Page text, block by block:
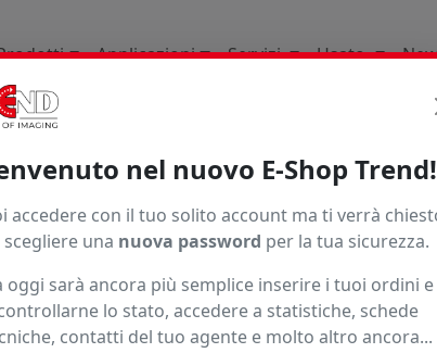
Applicazioni Servizi Usato
nel nuovo E-Shop Trend!
accedere con il tuo solito account ma ti verrà
scegliere una nuova password per la tua sicurezza.
oggi sarà ancora più semplice inserire i tuoi ordini e
lo stato, accedere a statistiche, schede
contatti del tuo agente e molto altro ancora...